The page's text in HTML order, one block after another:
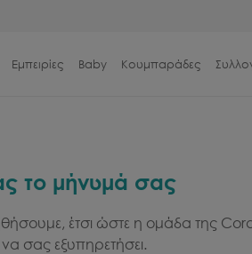
Εμπειρίες Baby Κουμπαράδες
το μήνυμά σας
έτσι ώστε η ομάδα της
σας εξυπηρετήσει.